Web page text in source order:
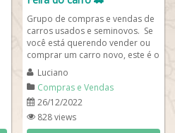
Grupo de compras e vendas de
carros usados e seminovos. Se
você está querendo vender ou
comprar um carro novo, este é o
melhor grupo de feira do rolo...
Luciano
Compras e Vendas
26/12/2022
828 views